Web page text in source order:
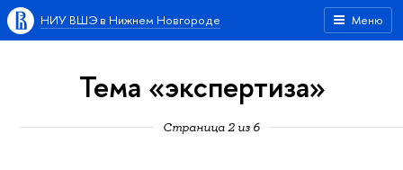
Меню
НИУ ВШЭ в Нижнем Новгороде
Тема «экспертиза»
Страница 2 из 6